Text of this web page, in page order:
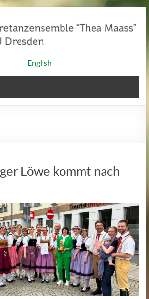
English
Löwe kommt nach